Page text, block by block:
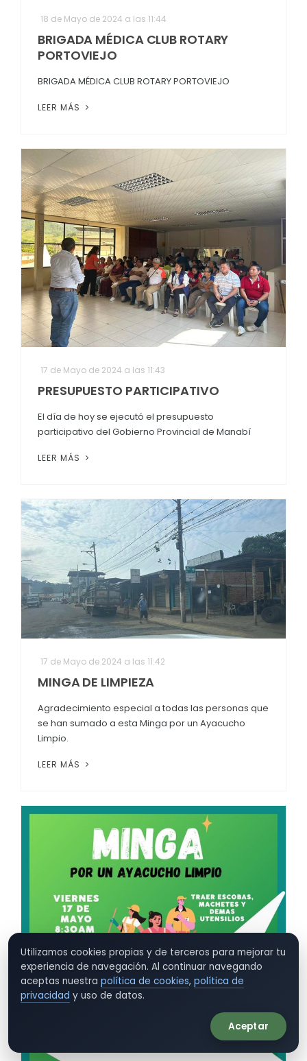
18 de Mayo de 2024 a las 11:44
BRIGADA MÉDICA CLUB ROTARY
PORTOVIEJO
BRIGADA MÉDICA CLUB ROTARY PORTOVIEJO
LEER MÁS
17 de Mayo de 2024 a las 11:43
PRESUPUESTO PARTICIPATIVO
El día de hoy se ejecutó el presupuesto
participativo del Gobierno Provincial de Manabí
LEER MÁS
17 de Mayo de 2024 a las 11:42
MINGA DE LIMPIEZA
Agradecimiento especial a todas las personas que
se han sumado a esta Minga por un Ayacucho
Limpio.
LEER MÁS
Utilizamos cookies propias y de terceros para mejorar tu
experiencia de navegación. Al continuar navegando
aceptas nuestra política de cookies, política de
privacidad y uso de datos.
Aceptar